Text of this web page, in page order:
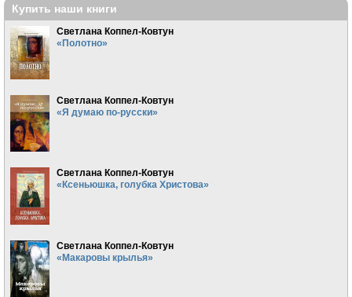
Купить наши книги
Светлана Коппел-Ковтун
«Полотно»
Светлана Коппел-Ковтун
«Я думаю по-русски»
Светлана Коппел-Ковтун
«Ксеньюшка, голубка Христова»
Светлана Коппел-Ковтун
«Макаровы крылья»